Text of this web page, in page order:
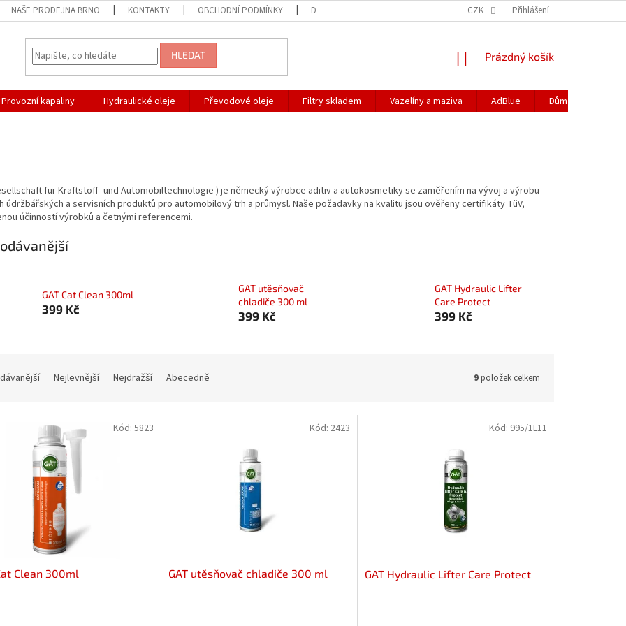
NAŠE PRODEJNA BRNO KONTAKTY OBCHODNÍ PODMÍNKY DOPRAVA PODMÍNKY OCHRANY OSOBNÍCH ÚDAJŮ
CZK Přihlášení
HLEDAT
NÁKUPNÍ
Prázdný košík
Provozní kapaliny Hydraulické oleje Převodové oleje Filtry skladem Vazelíny a maziva AdBlue
Dům a zahrada
für Kraftstoff- und Automobiltechnologie ) je německý výrobce aditiv a autokosmetiky se zaměřením na vývoj a výrobu
údržbářských a servisních produktů pro automobilový trh a průmysl. Naše požadavky na kvalitu jsou ověřeny certifikáty TüV,
účinností výrobků a četnými referencemi.
GAT Cat Clean 300ml
399 Kč
GAT utěsňovač
chladiče 300 ml
399 Kč
GAT Hydraulic Lifter
Care Protect
399 Kč
Nejlevnější Nejdražší Abecedně 9položek celkem
Clean 300ml
Kód: 5823
GAT utěsňovač chladiče 300 ml
Kód: 2423
GAT Hydraulic Lifter Care Protect
Kód: 995/1L11